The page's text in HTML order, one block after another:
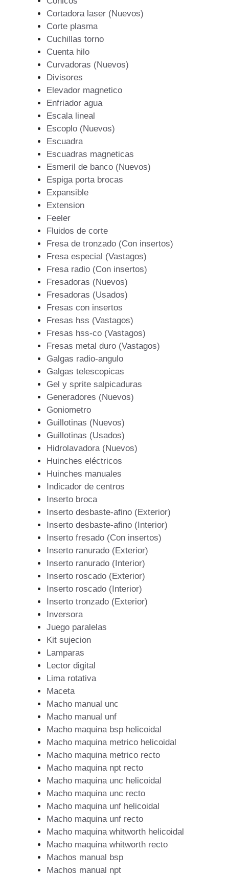
Cortadora laser (Nuevos)
Corte plasma
Cuchillas torno
Cuenta hilo
Curvadoras (Nuevos)
Divisores
Elevador magnetico
Enfriador agua
Escala lineal
Escoplo (Nuevos)
Escuadra
Escuadras magneticas
Esmeril de banco (Nuevos)
Espiga porta brocas
Expansible
Extension
Feeler
Fluidos de corte
Fresa de tronzado (Con insertos)
Fresa especial (Vastagos)
Fresa radio (Con insertos)
Fresadoras (Nuevos)
Fresadoras (Usados)
Fresas con insertos
Fresas hss (Vastagos)
Fresas hss-co (Vastagos)
Fresas metal duro (Vastagos)
Galgas radio-angulo
Galgas telescopicas
Gel y sprite salpicaduras
Generadores (Nuevos)
Goniometro
Guillotinas (Nuevos)
Guillotinas (Usados)
Hidrolavadora (Nuevos)
Huinches eléctricos
Huinches manuales
Indicador de centros
Inserto broca
Inserto desbaste-afino (Exterior)
Inserto desbaste-afino (Interior)
Inserto fresado (Con insertos)
Inserto ranurado (Exterior)
Inserto ranurado (Interior)
Inserto roscado (Exterior)
Inserto roscado (Interior)
Inserto tronzado (Exterior)
Inversora
Juego paralelas
Kit sujecion
Lamparas
Lector digital
Lima rotativa
Maceta
Macho manual unc
Macho manual unf
Macho maquina bsp helicoidal
Macho maquina metrico helicoidal
Macho maquina metrico recto
Macho maquina npt recto
Macho maquina unc helicoidal
Macho maquina unc recto
Macho maquina unf helicoidal
Macho maquina unf recto
Macho maquina whitworth helicoidal
Macho maquina whitworth recto
Machos manual bsp
Machos manual npt